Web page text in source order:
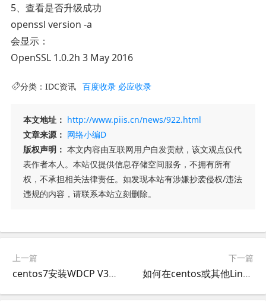
5、查看是否升级成功
openssl version -a
会显示：
OpenSSL 1.0.2h 3 May 2016
分类： IDC资讯 百度收录 必应收录
本文地址： http://www.piis.cn/news/922.html
文章来源： 网络小编D
版权声明： 本文内容由互联网用户自发贡献，该文观点仅代
表作者本人。本站仅提供信息存储空间服务，不拥有所有
权，不承担相关法律责任。如发现本站有涉嫌抄袭侵权/违法
违规的内容，请联系本站立刻删除。
上一篇
centos7安装WDCP V3服务器重启后mysql无法启动解决办法
下一篇
如何在centos或其他Linux系统中发现IP地址冲突